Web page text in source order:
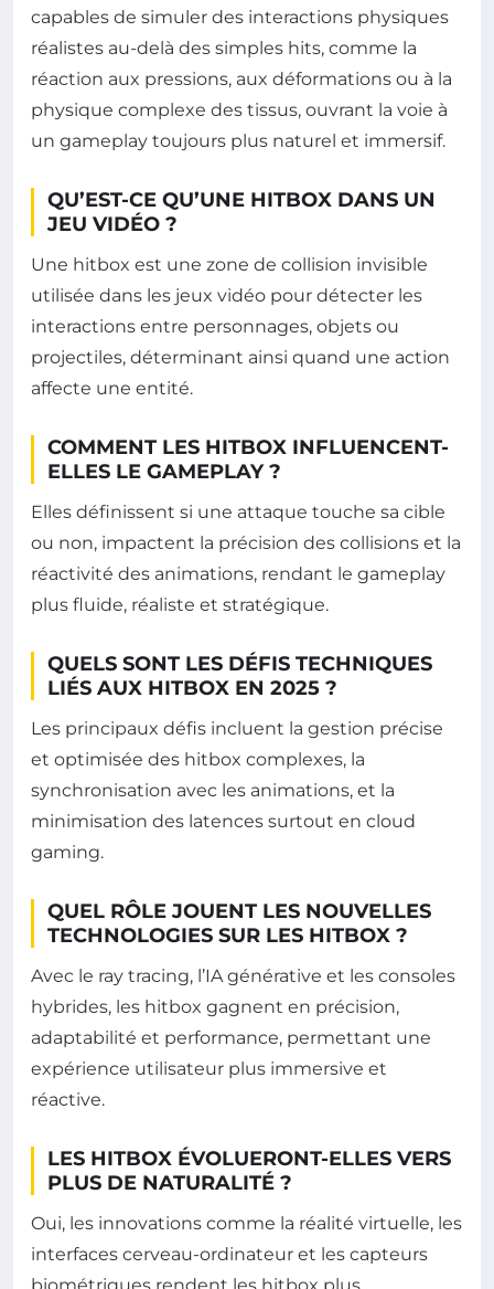
capables de simuler des interactions physiques
réalistes au-delà des simples hits, comme la
réaction aux pressions, aux déformations ou à la
physique complexe des tissus, ouvrant la voie à
un gameplay toujours plus naturel et immersif.
QU’EST-CE QU’UNE HITBOX DANS UN
JEU VIDÉO ?
Une hitbox est une zone de collision invisible
utilisée dans les jeux vidéo pour détecter les
interactions entre personnages, objets ou
projectiles, déterminant ainsi quand une action
affecte une entité.
COMMENT LES HITBOX INFLUENCENT-
ELLES LE GAMEPLAY ?
Elles définissent si une attaque touche sa cible
ou non, impactent la précision des collisions et la
réactivité des animations, rendant le gameplay
plus fluide, réaliste et stratégique.
QUELS SONT LES DÉFIS TECHNIQUES
LIÉS AUX HITBOX EN 2025 ?
Les principaux défis incluent la gestion précise
et optimisée des hitbox complexes, la
synchronisation avec les animations, et la
minimisation des latences surtout en cloud
gaming.
QUEL RÔLE JOUENT LES NOUVELLES
TECHNOLOGIES SUR LES HITBOX ?
Avec le ray tracing, l’IA générative et les consoles
hybrides, les hitbox gagnent en précision,
adaptabilité et performance, permettant une
expérience utilisateur plus immersive et
réactive.
LES HITBOX ÉVOLUERONT-ELLES VERS
PLUS DE NATURALITÉ ?
Oui, les innovations comme la réalité virtuelle, les
interfaces cerveau-ordinateur et les capteurs